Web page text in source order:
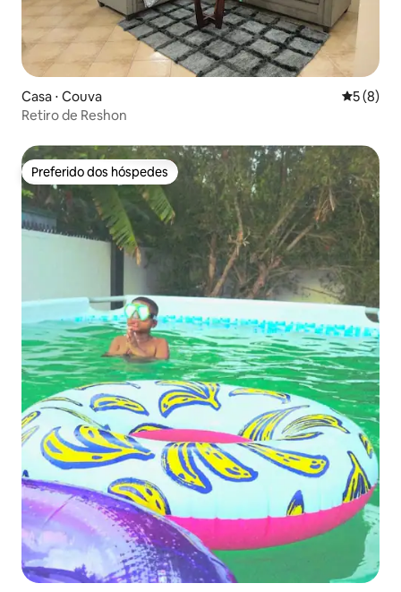
Casa ⋅ Couva 5 de
5 (8)
Retiro de Reshon
Preferido dos hóspedes
Preferido dos hóspedes